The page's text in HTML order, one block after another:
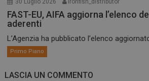
30 Luglio 2026 ironfish_distributor
FAST-EU, AIFA aggiorna l’elenco
aderenti
L’Agenzia ha pubblicato l’elenco
Primo Piano
LASCIA UN COMMENTO